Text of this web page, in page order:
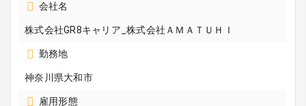
会社名
株式会社GR8キャリア_株式会社ＡＭＡＴＵＨＩ
勤務地
神奈川県大和市
雇用形態